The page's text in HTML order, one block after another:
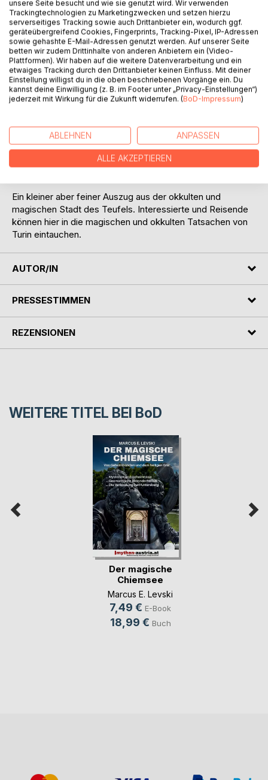
BESCHREIBUNG
Wer kennt Sie nicht, die lateinische Augusta Taurinorum, die
Großstadt im Nordwesten Italiens. Eine Stadt die unzählige
Legenden, Sagen und einiges Unfassbare zu erzählen hat.
sich im Zentrum des Teufels befinden. Höllentore sollten
sich darin befinden, und Satan persönlich sollte nachts
durch die Straßen reiten - so die Legenden dieser
altrömischen Stadt.
Ein kleiner aber feiner Auszug aus der okkulten und
magischen Stadt des Teufels. Interessierte und Reisende
können hier in die magischen und okkulten Tatsachen von
Turin eintauchen.
AUTOR/IN
PRESSESTIMMEN
REZENSIONEN
WEITERE TITEL BEI BoD
Der magische
Chiemsee
Marcus E. Levski
7,49 € E-Book
18,99 € Buch
unsere Seite besucht und wie sie genutzt wird. Wir verwenden
Trackingtechnologien zu Marketingzwecken und setzen hierzu
serverseitiges Tracking sowie auch Drittanbieter ein, wodurch ggf.
geräteübergreifend Cookies, Fingerprints, Tracking-Pixel, IP-Adressen
sowie gehashte E-Mail-Adressen genutzt werden. Auf unserer Seite
betten wir zudem Drittinhalte von anderen Anbietern ein (Video-
Plattformen). Wir haben auf die weitere Datenverarbeitung und ein
etwaiges Tracking durch den Drittanbieter keinen Einfluss. Mit deiner
Einstellung willigst du in die oben beschriebenen Vorgänge ein. Du
kannst deine Einwilligung (z. B. im Footer unter „Privacy-Einstellungen“)
jederzeit mit Wirkung für die Zukunft widerrufen. (BoD-Impressum)
ABLEHNEN ANPASSEN
ALLE AKZEPTIEREN